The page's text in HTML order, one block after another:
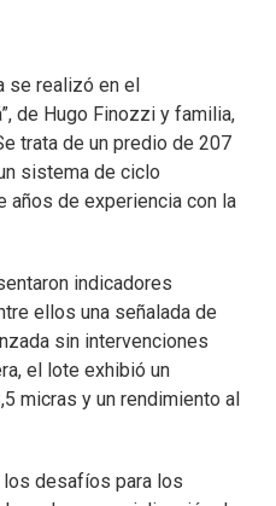
se realizó en el
de Hugo Finozzi y familia,
trata de un predio de 207
sistema de ciclo
años de experiencia con la
indicadores
ellos una señalada de
sin intervenciones
el lote exhibió un
micras y un rendimiento al
desafíos para los